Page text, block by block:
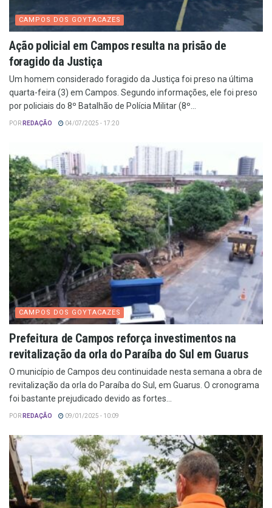
CAMPOS DOS GOYTACAZES
Ação policial em Campos resulta na prisão de
foragido da Justiça
Um homem considerado foragido da Justiça foi preso na última
quarta-feira (3) em Campos. Segundo informações, ele foi preso
por policiais do 8º Batalhão de Polícia Militar (8º...
POR REDAÇÃO 04/07/2025 - 17:20
CAMPOS DOS GOYTACAZES
Prefeitura de Campos reforça investimentos na
revitalização da orla do Paraíba do Sul em Guarus
O município de Campos deu continuidade nesta semana a obra de
revitalização da orla do Paraíba do Sul, em Guarus. O cronograma
foi bastante prejudicado devido as fortes...
POR REDAÇÃO 09/01/2025 - 10:09